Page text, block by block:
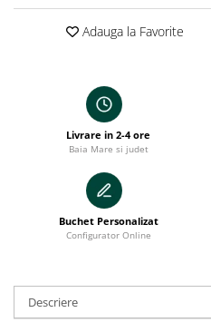
Adauga la Favorite
Livrare in 2-4 ore
Baia Mare si judet
Buchet Personalizat
Configurator Online
Descriere